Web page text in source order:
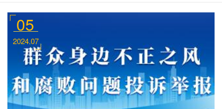
05
2024.07